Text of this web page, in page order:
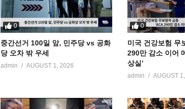
0
중간선거 100일 앞, 민주당 vs 공화
당 오차 밖 우세
admin AUGUST 1, 2026
0
미국 건강보험 무
290만 감소 이어
상실’
admin AUGUST